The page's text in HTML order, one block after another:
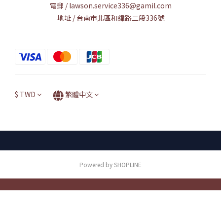
電郵 / lawson.service336@gamil.com
地址 / 台南市北區和緯路二段336號
$ TWD 繁體中文
Powered by SHOPLINE